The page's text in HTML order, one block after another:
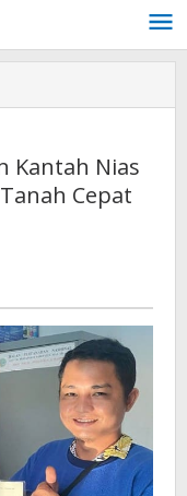
Kantah Nias
Cepat